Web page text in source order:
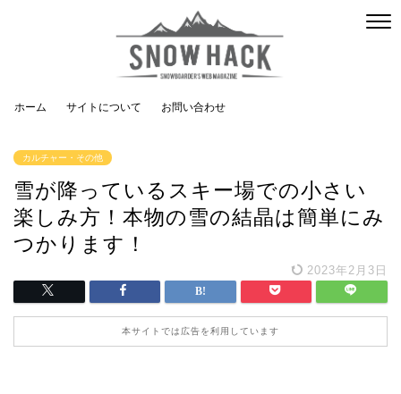
ホーム サイトについて お問い合わせ
カルチャー・その他
雪が降っているスキー場での小さい
楽しみ方！本物の雪の結晶は簡単にみ
つかります！
2023年2月3日
本サイトでは広告を利用しています